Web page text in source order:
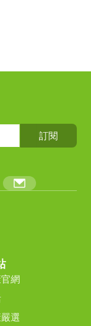
訂閱
網
選